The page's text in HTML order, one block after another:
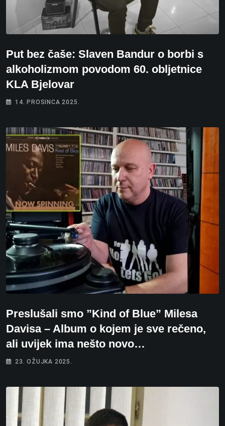
Put bez čaše: Slaven Bandur o borbi s
alkoholizmom povodom 60. obljetnice
KLA Bjelovar
14. PROSINCA 2025.
Preslušali smo ”Kind of Blue” Milesa
Davisa – Album o kojem je sve rečeno,
ali uvijek ima nešto novo…
23. OŽUJKA 2025.